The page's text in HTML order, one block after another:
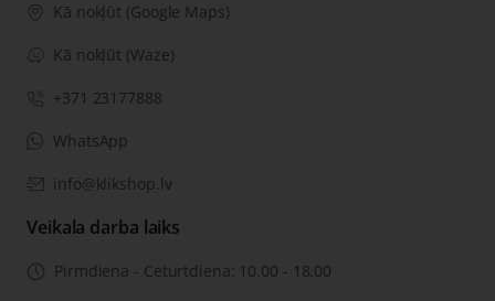
Kā nokļūt (Google Maps)
Kā nokļūt (Waze)
+371 23177888
WhatsApp
info@klikshop.lv
Veikala darba laiks
Pirmdiena - Ceturtdiena: 10.00 - 18.00